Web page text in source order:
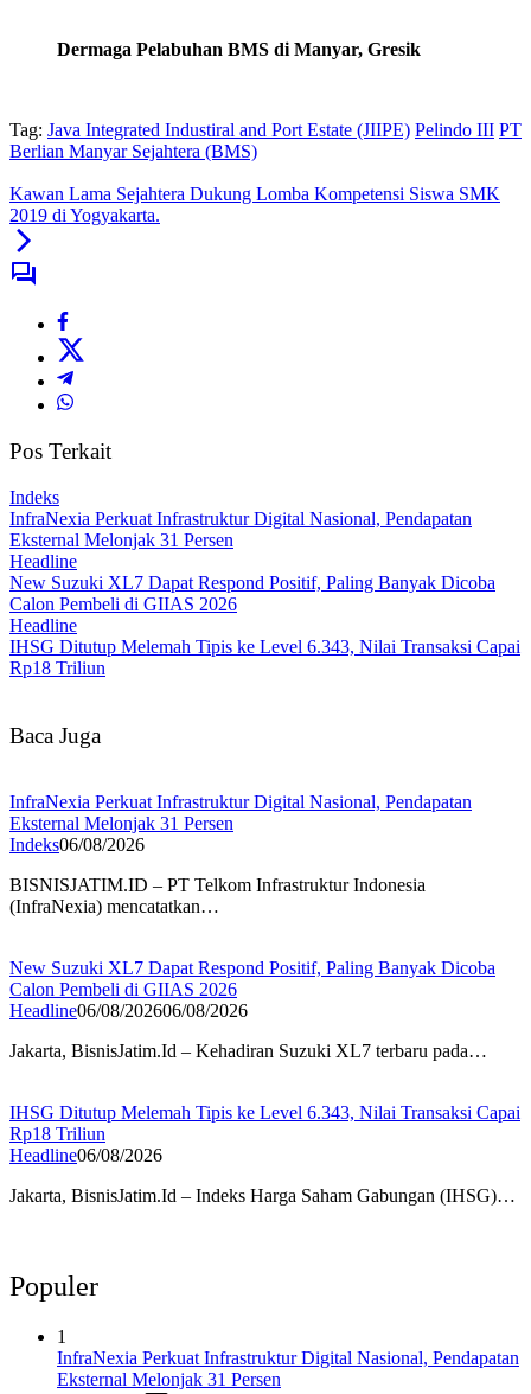
Dermaga Pelabuhan BMS di Manyar, Gresik
Tag: Java Integrated Industiral and Port Estate (JIIPE) Pelindo III PT
Berlian Manyar Sejahtera (BMS)
Kawan Lama Sejahtera Dukung Lomba Kompetensi Siswa SMK
2019 di Yogyakarta.
Pos Terkait
Indeks
InfraNexia Perkuat Infrastruktur Digital Nasional, Pendapatan
Eksternal Melonjak 31 Persen
Headline
New Suzuki XL7 Dapat Respond Positif, Paling Banyak Dicoba
Calon Pembeli di GIIAS 2026
Headline
IHSG Ditutup Melemah Tipis ke Level 6.343, Nilai Transaksi Capai
Rp18 Triliun
Baca Juga
InfraNexia Perkuat Infrastruktur Digital Nasional, Pendapatan
Eksternal Melonjak 31 Persen
Indeks06/08/2026
BISNISJATIM.ID – PT Telkom Infrastruktur Indonesia
(InfraNexia) mencatatkan…
New Suzuki XL7 Dapat Respond Positif, Paling Banyak Dicoba
Calon Pembeli di GIIAS 2026
Headline06/08/202606/08/2026
Jakarta, BisnisJatim.Id – Kehadiran Suzuki XL7 terbaru pada…
IHSG Ditutup Melemah Tipis ke Level 6.343, Nilai Transaksi Capai
Rp18 Triliun
Headline06/08/2026
Jakarta, BisnisJatim.Id – Indeks Harga Saham Gabungan (IHSG)…
Populer
1
InfraNexia Perkuat Infrastruktur Digital Nasional, Pendapatan
Eksternal Melonjak 31 Persen